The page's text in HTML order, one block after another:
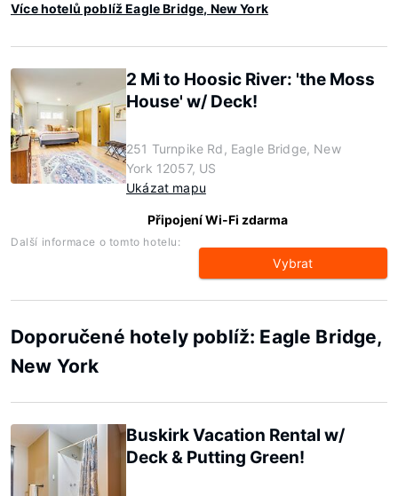
Více hotelů poblíž Eagle Bridge, New York
2 Mi to Hoosic River: 'the Moss
House' w/ Deck!
251 Turnpike Rd, Eagle Bridge, New
York 12057, US
Ukázat mapu
Připojení Wi-Fi zdarma
Další informace o tomto hotelu:
Vybrat
Doporučené hotely poblíž: Eagle Bridge,
New York
Buskirk Vacation Rental w/
Deck & Putting Green!